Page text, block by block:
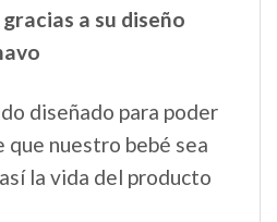
a su diseño
diseñado para poder
que nuestro bebé sea
la vida del producto